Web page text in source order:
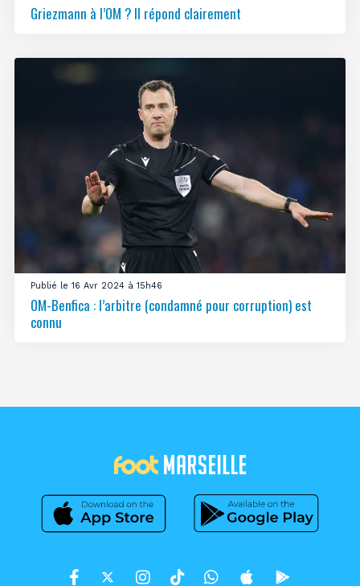
Griezmann à l’OM ? Il répond clairement
Publié le 16 Avr 2024 à 15h46
OM-Benfica : l’arbitre (condamné pour corruption) est
connu